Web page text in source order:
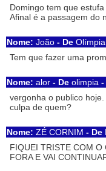
Domingo tem que
Afinal é a passagem do
Nome: João - De Olímpia
Tem que fazer uma
Nome: alor - De olimpia -
vergonha o publico
culpa de quem?
Nome: ZÉ CORNIM - De
FIQUEI TRISTE COM
FORA E VAI